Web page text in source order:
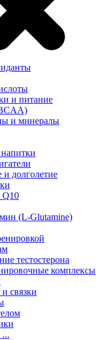
и питание
и минералы
и долголетие
Q10
(L-Glutamine)
тестостерона
комплексы
связки
...